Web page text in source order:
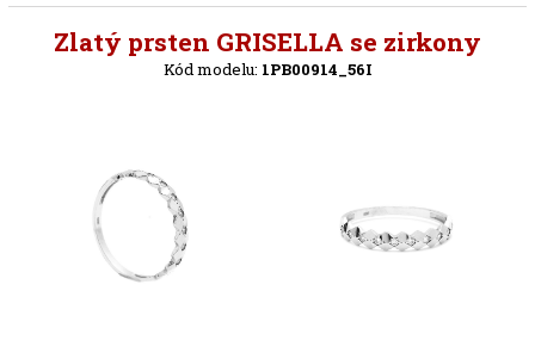
Zlatý prsten GRISELLA se zirkony
Kód modelu: 1PB00914_56I
Zpět